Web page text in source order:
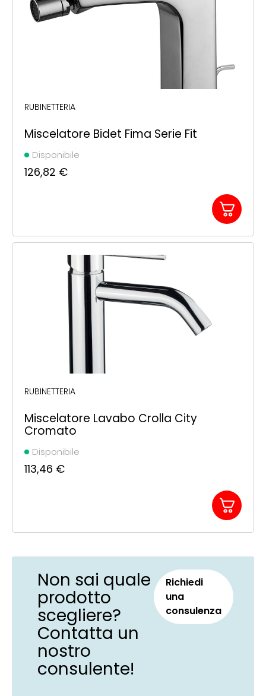
RUBINETTERIA
Miscelatore Bidet Fima Serie Fit
Disponibile
126,82 €
RUBINETTERIA
Miscelatore Lavabo Crolla City
Cromato
Disponibile
113,46 €
Non sai quale
prodotto
scegliere?
Contatta un
nostro
consulente!
Richiedi
una
consulenza